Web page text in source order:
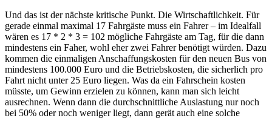
Und das ist der nächste kritische Punkt. Die Wirtschaftlichkeit. Für
gerade einmal maximal 17 Fahrgäste muss ein Fahrer – im Idealfall
wären es 17 * 2 * 3 = 102 mögliche Fahrgäste am Tag, für die dann
mindestens ein Faher, wohl eher zwei Fahrer benötigt würden. Dazu
kommen die einmaligen Anschaffungskosten für den neuen Bus von
mindestens 100.000 Euro und die Betriebskosten, die sicherlich pro
Fahrt nicht unter 25 Euro liegen. Was da ein Fahrschein kosten
müsste, um Gewinn erzielen zu können, kann man sich leicht
ausrechnen. Wenn dann die durchschnittliche Auslastung nur noch
bei 50% oder noch weniger liegt, dann gerät auch eine solche